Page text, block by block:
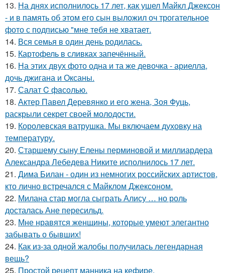
13. На днях исполнилось 17 лет, как ушел Майкл Джексон
- и в память об этом его сын выложил оч трогательное
фото с подписью "мне тебя не хватает.
14. Вся семья в один день родилась.
15. Картофель в сливках запечённый.
16. На этих двух фото одна и та же девочка - ариелла,
дочь джигана и Оксаны.
17. Салат C фaсoлью.
18. Актер Павел Деревянко и его жена, Зоя Фуць,
раскрыли секрет своей молодости.
19. Королевская ватрушка. Мы включаем духовку на
температуру.
20. Старшему сыну Елены перминовой и миллиардера
Александра Лебедева Никите исполнилось 17 лет.
21. Дима Билан - один из немногих российских артистов,
кто лично встречался с Майклом Джексоном.
22. Милана стар могла сыграть Алису … но роль
досталась Ане пересильд.
23. Мне нравятся женщины, которые умеют элегантно
забывать о бывших!
24. Как из-за одной жалобы получилась легендарная
вещь?
25. Простой рецепт манника на кефире.